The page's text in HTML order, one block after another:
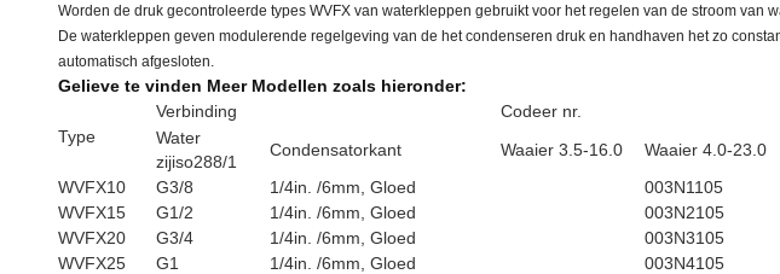
Worden de druk gecontroleerde types WVFX van waterkleppen gebruikt voor het regelen van de stroom van
De waterkleppen geven modulerende regelgeving van de het condenseren druk en handhaven het zo
automatisch afgesloten.
Gelieve te vinden Meer Modellen zoals hieronder:
Type
Verbinding
Codeer nr.
Water
zijiso288/1
Condensatorkant Waaier 3.5-16.0
Waaier 4.0-23.0
WVFX10
G3/8 1/4in. /6mm, Gloed
003N1105
WVFX15
G1/2 1/4in. /6mm, Gloed
003N2105
WVFX20
G3/4 1/4in. /6mm, Gloed
003N3105
WVFX25
G1 1/4in. /6mm, Gloed
003N4105